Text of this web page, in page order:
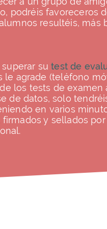
podréis favoreceros
resultéis, más
superar sutest de
le agrade (teléfono
los tests de examen
de datos, solo
en varios
y sellados